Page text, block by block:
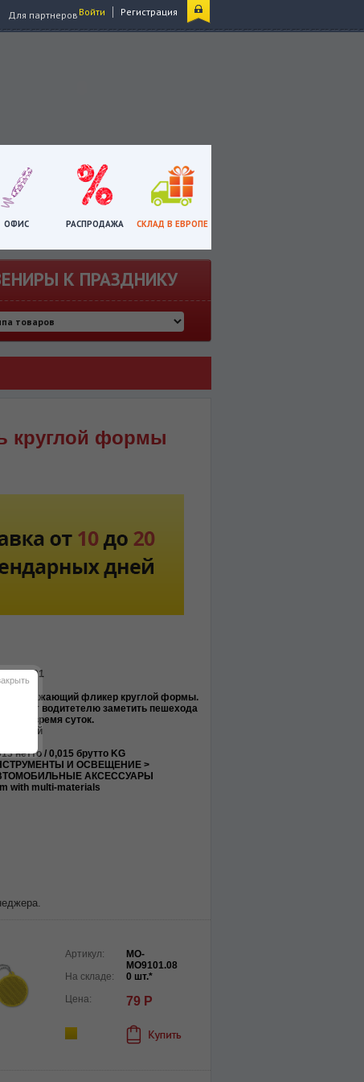
Для партнеров Войти | Регистрация
ОФИС РАСПРОДАЖА СКЛАД В ЕВРОПЕ
К ПРАЗДНИКУ
круглой формы
MO9101
фликер круглой формы.
водитетелю заметить пешехода
время суток.
нетто / 0,015 брутто KG
И ОСВЕЩЕНИЕ >
АКСЕССУАРЫ
with multi-materials
Артикул:
MO-
MO9101.08
На складе:
0 шт.*
Цена:
79 Р